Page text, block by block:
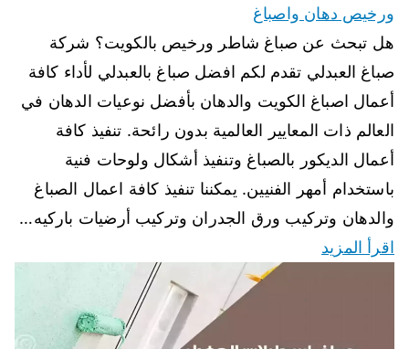
ورخيص دهان واصباغ
هل تبحث عن صباغ شاطر ورخيص بالكويت؟ شركة
صباغ العبدلي تقدم لكم افضل صباغ بالعبدلي لأداء كافة
أعمال اصباغ الكويت والدهان بأفضل نوعيات الدهان في
العالم ذات المعايير العالمية بدون رائحة. تنفيذ كافة
أعمال الديكور بالصباغ وتنفيذ أشكال ولوحات فنية
باستخدام أمهر الفنيين. يمكننا تنفيذ كافة اعمال الصباغ
والدهان وتركيب ورق الجدران وتركيب أرضيات باركيه…
اقرأ المزيد